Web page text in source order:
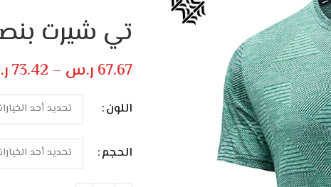
تي شيرت
67.67 ر.س –
73.42
اللون
الحجم